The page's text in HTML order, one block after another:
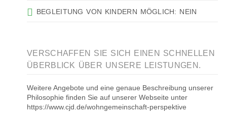
BEGLEITUNG VON KINDERN MÖGLICH: NEIN
VERSCHAFFEN SIE SICH EINEN SCHNELLEN
ÜBERBLICK ÜBER UNSERE LEISTUNGEN.
Weitere Angebote und eine genaue Beschreibung unserer
Philosophie finden Sie auf unserer Webseite unter
https://www.cjd.de/wohngemeinschaft-perspektive